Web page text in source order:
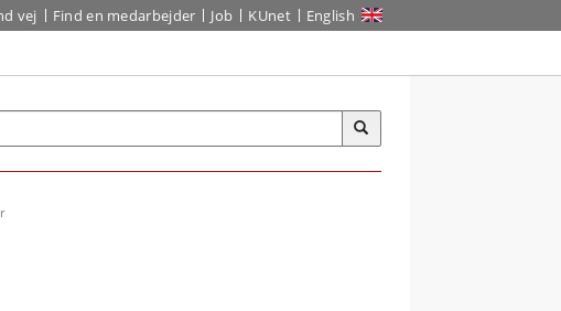
vej Find en medarbejder Job KUnet English